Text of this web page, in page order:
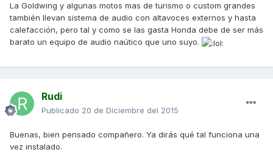
La Goldwing y algunas motos mas de turismo o custom grandes
también llevan sistema de audio con altavoces externos y hasta
calefacción, pero tal y como se las gasta Honda debe de ser más
barato un equipo de audio naútico que uno suyo.
Rudi
Publicado 20 de Diciembre del 2015
Buenas, bien pensado compañero. Ya dirás qué tal funciona una
vez instalado.